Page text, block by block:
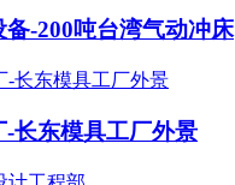
-200吨台湾气动冲床
-长东模具工厂外景